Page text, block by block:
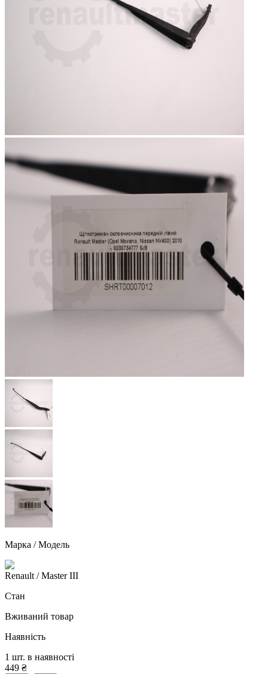
Марка / Модель
Renault / Master III
Стан
Вживаний товар
Наявність
1 шт. в наявності
449 ₴